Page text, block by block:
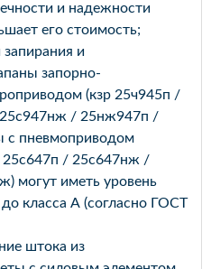
и надежности
его стоимость;
и
запорно-
(кзр 25ч945п /
/ 25нж947п /
с пневмоприводом
/ 25с647нж /
могут иметь уровень
класса А (согласно ГОСТ
штока из